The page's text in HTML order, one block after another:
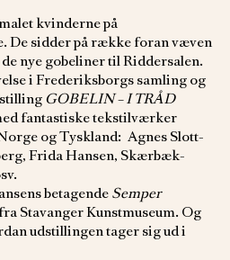
kvinderne på
De sidder på række foran væven
nye gobeliner til Riddersalen.
i Frederiksborgs samling og
GOBELIN – ITRÅD
fantastiske tekstilværker
og Tyskland: Agnes Slott-
Frida Hansen, Skærbæk-
betagende Semper
Stavanger Kunstmuseum. Og
udstillingen tager sig ud i